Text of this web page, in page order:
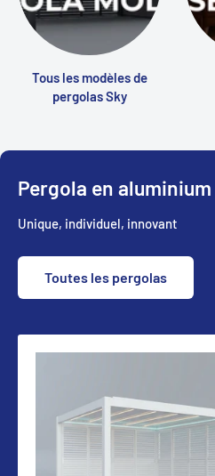
Tous les modèles de
pergolas Sky
Pergola en aluminium
Unique, individuel, innovant
Toutes les pergolas